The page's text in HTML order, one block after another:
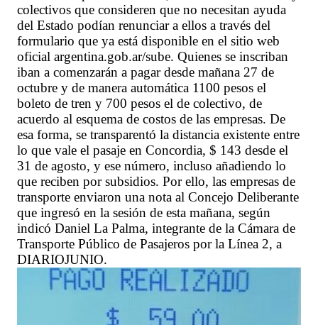
colectivos que consideren que no necesitan ayuda
del Estado podían renunciar a ellos a través del
formulario que ya está disponible en el sitio web
oficial argentina.gob.ar/sube. Quienes se inscriban
iban a comenzarán a pagar desde mañana 27 de
octubre y de manera automática 1100 pesos el
boleto de tren y 700 pesos el de colectivo, de
acuerdo al esquema de costos de las empresas. De
esa forma, se transparentó la distancia existente entre
lo que vale el pasaje en Concordia, $ 143 desde el
31 de agosto, y ese número, incluso añadiendo lo
que reciben por subsidios. Por ello, las empresas de
transporte enviaron una nota al Concejo Deliberante
que ingresó en la sesión de esta mañana, según
indicó Daniel La Palma, integrante de la Cámara de
Transporte Público de Pasajeros por la Línea 2, a
DIARIOJUNIO.